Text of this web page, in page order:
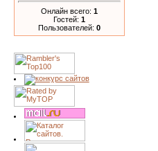
Онлайн всего: 1
Гостей: 1
Пользователей: 0